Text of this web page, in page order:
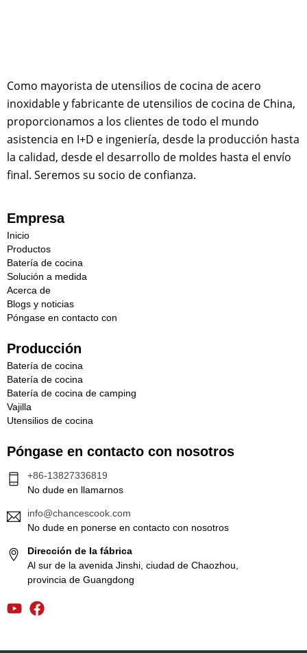
Como mayorista de utensilios de cocina de acero
inoxidable y fabricante de utensilios de cocina de China,
proporcionamos a los clientes de todo el mundo
asistencia en I+D e ingeniería, desde la producción hasta
la calidad, desde el desarrollo de moldes hasta el envío
final. Seremos su socio de confianza.
Empresa
Inicio
Productos
Batería de cocina
Solución a medida
Acerca de
Blogs y noticias
Póngase en contacto con
Producción
Batería de cocina
Batería de cocina
Batería de cocina de camping
Vajilla
Utensilios de cocina
Póngase en contacto con nosotros
+86-13827336819
No dude en llamarnos
info@chancescook.com
No dude en ponerse en contacto con nosotros
Dirección de la fábrica
Al sur de la avenida Jinshi, ciudad de Chaozhou,
provincia de Guangdong